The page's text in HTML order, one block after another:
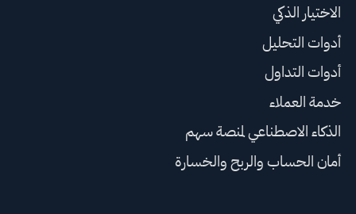
الاختيار الذكي
أدوات التحليل
أدوات التداول
خدمة العملاء
الذكاء الاصطناعي لمنصة سهم
أمان الحساب والربح والخسارة